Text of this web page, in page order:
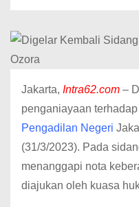
Jakarta, Intra62.com –
penganiayaan
Pengadilan Negeri
(31/3/2023). Pada
menanggapi nota
diajukan oleh kuasa